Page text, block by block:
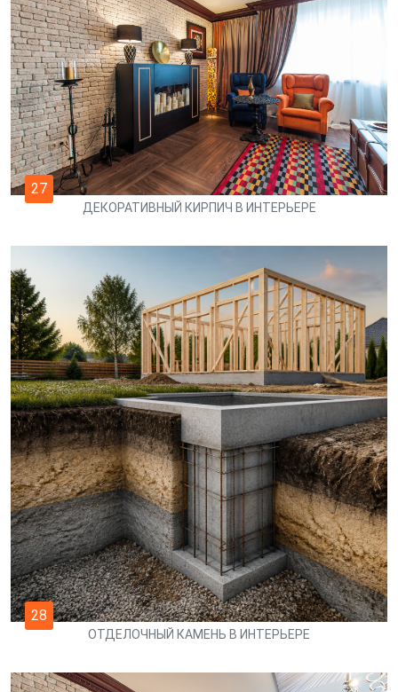
27
ДЕКОРАТИВНЫЙ КИРПИЧ В ИНТЕРЬЕРЕ
28
ОТДЕЛОЧНЫЙ КАМЕНЬ В ИНТЕРЬЕРЕ